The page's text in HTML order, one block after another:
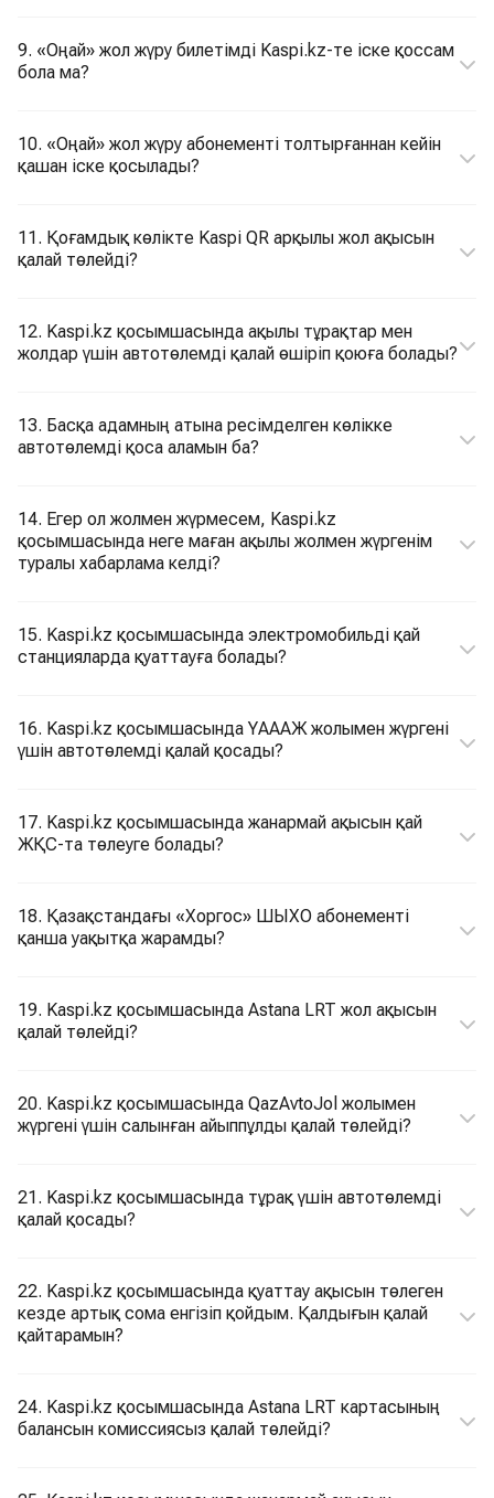
9. «Оңай» жол жүру билетімді Kaspi.kz-те іске қоссам
бола ма?
10. «Оңай» жол жүру абонементі толтырғаннан кейін
қашан іске қосылады?
11. Қоғамдық көлікте Kaspi QR арқылы жол ақысын
қалай төлейді?
12. Kaspi.kz қосымшасында ақылы тұрақтар мен
жолдар үшін автотөлемді қалай өшіріп қоюға болады?
13. Басқа адамның атына ресімделген көлікке
автотөлемді қоса аламын ба?
14. Егер ол жолмен жүрмесем, Kaspi.kz
қосымшасында неге маған ақылы жолмен жүргенім
туралы хабарлама келді?
15. Kaspi.kz қосымшасында электромобильді қай
станцияларда қуаттауға болады?
16. Kaspi.kz қосымшасында ҮАААЖ жолымен жүргені
үшін автотөлемді қалай қосады?
17. Kaspi.kz қосымшасында жанармай ақысын қай
ЖҚС-та төлеуге болады?
18. Қазақстандағы «Хоргос» ШЫХО абонементі
қанша уақытқа жарамды?
19. Kaspi.kz қосымшасында Astana LRT жол ақысын
қалай төлейді?
20. Kaspi.kz қосымшасында QazAvtoJol жолымен
жүргені үшін салынған айыппұлды қалай төлейді?
21. Kaspi.kz қосымшасында тұрақ үшін автотөлемді
қалай қосады?
22. Kaspi.kz қосымшасында қуаттау ақысын төлеген
кезде артық сома енгізіп қойдым. Қалдығын қалай
қайтарамын?
24. Kaspi.kz қосымшасында Astana LRT картасының
балансын комиссиясыз қалай төлейді?